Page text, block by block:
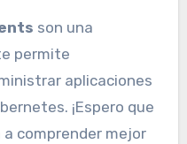
son una
permite
aplicaciones
¡Espero que
comprender mejor